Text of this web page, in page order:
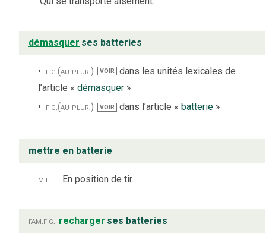
démasquer ses batteries
fig. (au plur.) VOIR
dans les unités lexicales de
l’article « démasquer »
fig.(au plur.) VOIR dans l’article « batterie»
mettre en batterie
milit. En position de tir.
fam.fig. recharger ses batteries